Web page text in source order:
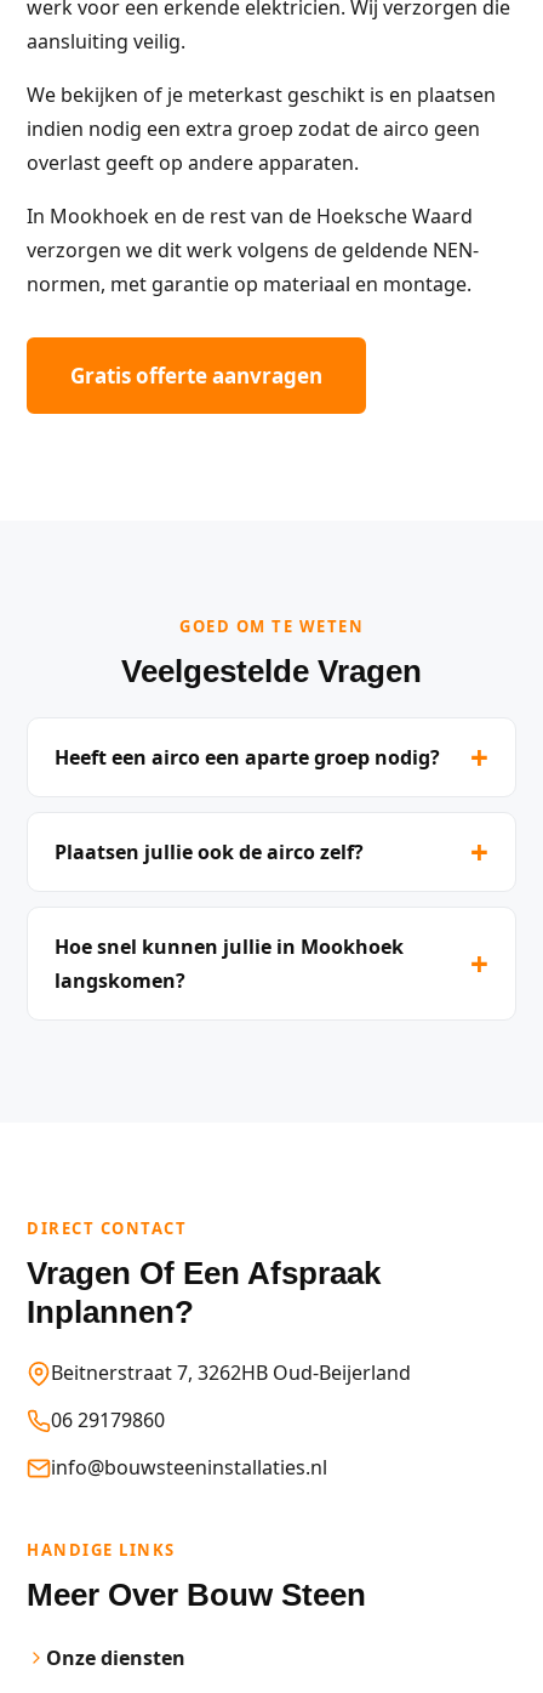
werk voor een erkende elektricien. Wij verzorgen die
aansluiting veilig.
We bekijken of je meterkast geschikt is en plaatsen
indien nodig een extra groep zodat de airco geen
overlast geeft op andere apparaten.
In Mookhoek en de rest van de Hoeksche Waard
verzorgen we dit werk volgens de geldende NEN-
normen, met garantie op materiaal en montage.
Gratis offerte aanvragen
GOED OM TE WETEN
Veelgestelde Vragen
Heeft een airco een aparte groep nodig? +
Plaatsen jullie ook de airco zelf? +
Hoe snel kunnen jullie in Mookhoek
langskomen?
+
DIRECT CONTACT
Vragen Of Een Afspraak
Inplannen?
Beitnerstraat 7, 3262HB Oud-Beijerland
06 29179860
info@bouwsteeninstallaties.nl
HANDIGE LINKS
Meer Over Bouw Steen
Onze diensten